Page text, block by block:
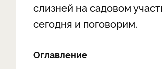
слизней на садовом
сегодня и поговорим.
Оглавление